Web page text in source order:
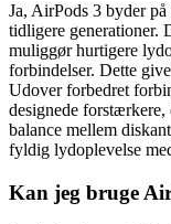
Ja, AirPods 3 byder
tidligere generationer.
muliggør hurtigere
forbindelser. Dette
Udover forbedret
designede forstærkere,
balance mellem
fyldig lydoplevelse
Kan jeg bruge